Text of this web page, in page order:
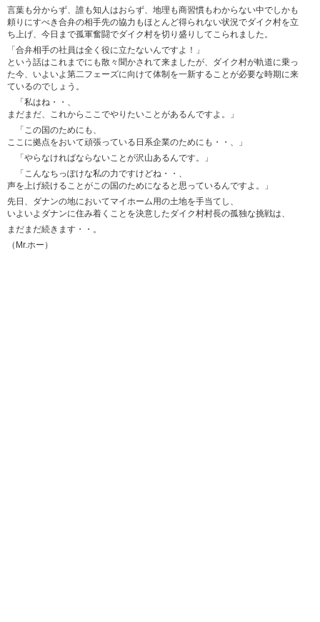
言葉も分からず、誰も知人はおらず、地理も商習慣もわからない中でしかも
頼りにすべき合弁の相手先の協力もほとんど得られない状況でダイク村を立
ち上げ、今日まで孤軍奮闘でダイク村を切り盛りしてこられました。
「合弁相手の社員は全く役に立たないんですよ！」
という話はこれまでにも散々聞かされて来ましたが、ダイク村が軌道に乗っ
た今、いよいよ第二フェーズに向けて体制を一新することが必要な時期に来
ているのでしょう。
「私はね・・、
まだまだ、これからここでやりたいことがあるんですよ。」
「この国のためにも、
ここに拠点をおいて頑張っている日系企業のためにも・・、」
「やらなければならないことが沢山あるんです。」
「こんなちっぽけな私の力ですけどね・・、
声を上げ続けることがこの国のためになると思っているんですよ。」
先日、ダナンの地においてマイホーム用の土地を手当てし、
いよいよダナンに住み着くことを決意したダイク村村長の孤独な挑戦は、
まだまだ続きます・・。
（Mr.ホー）